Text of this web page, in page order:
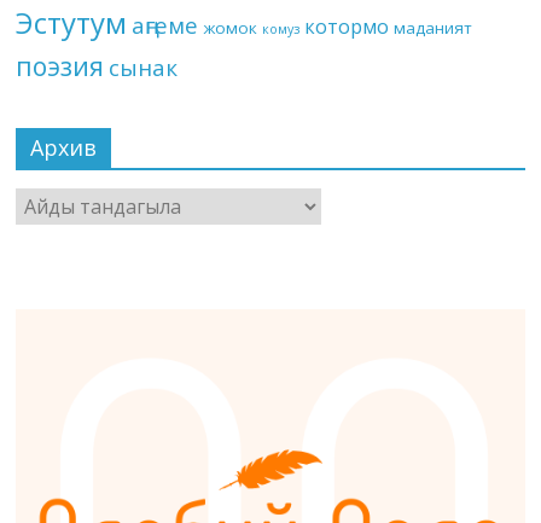
Эстутум аңгеме жомок комуз котормо маданият
поэзия сынак
Архив
Архив